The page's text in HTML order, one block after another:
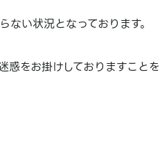
い状況となっております。
をお掛けしておりますこと